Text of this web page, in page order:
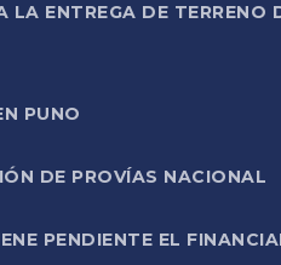
LA ENTREGA DE TERRENO
PUNO
DE PROVÍAS NACIONAL
PENDIENTE EL